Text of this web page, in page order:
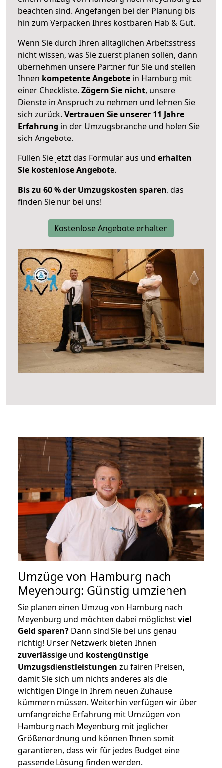
beachten sind. Angefangen bei der Planung bis
hin zum Verpacken Ihres kostbaren Hab & Gut.
Wenn Sie durch Ihren alltäglichen Arbeitsstress
nicht wissen, was Sie zuerst planen sollen, dann
übernehmen unsere Partner für Sie und stellen
Ihnen kompetente Angebote in Hamburg mit
einer Checkliste. Zögern Sie nicht, unsere
Dienste in Anspruch zu nehmen und lehnen Sie
sich zurück. Vertrauen Sie unserer 11 Jahre
Erfahrung in der Umzugsbranche und holen Sie
sich Angebote.
Füllen Sie jetzt das Formular aus und erhalten
Sie kostenlose Angebote.
Bis zu 60 % der Umzugskosten sparen, das
finden Sie nur bei uns!
Kostenlose Angebote erhalten
Umzüge von Hamburg nach
Meyenburg: Günstig umziehen
Sie planen einen Umzug von Hamburg nach
Meyenburg und möchten dabei möglichstviel
Geld sparen? Dann sind Sie bei uns genau
richtig! Unser Netzwerk bieten Ihnen
zuverlässige und kostengünstige
Umzugsdienstleistungen zu fairen Preisen,
damit Sie sich um nichts anderes als die
wichtigen Dinge in Ihrem neuen Zuhause
kümmern müssen. Weiterhin verfügen wir über
umfangreiche Erfahrung mit Umzügen von
Hamburg nach Meyenburg mit jeglicher
Größenordnung und können Ihnen somit
garantieren, dass wir für jedes Budget eine
passende Lösung finden werden.